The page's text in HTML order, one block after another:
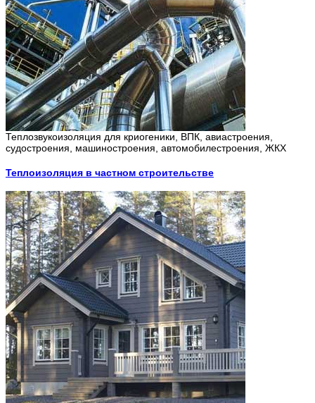
Теплозвукоизоляция для криогеники, ВПК, авиастроения,
судостроения, машиностроения, автомобилестроения, ЖКХ
Теплоизоляция в частном строительстве